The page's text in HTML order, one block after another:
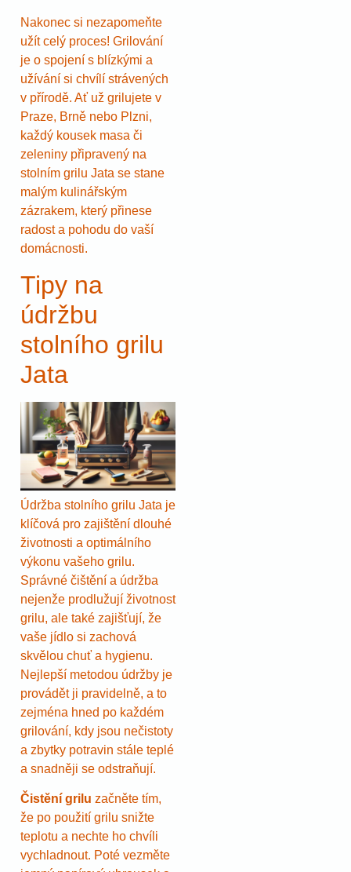
Nakonec si nezapomeňte
užít celý proces! Grilování
je o spojení s blízkými a
užívání si chvílí strávených
v přírodě. Ať už grilujete v
Praze, Brně nebo Plzni,
každý kousek masa či
zeleniny připravený na
stolním grilu Jata se stane
malým kulinářským
zázrakem, který přinese
radost a pohodu do vaší
domácnosti.
Tipy na
údržbu
stolního grilu
Jata
Údržba stolního grilu Jata je
klíčová pro zajištění dlouhé
životnosti a optimálního
výkonu vašeho grilu.
Správné čištění a údržba
nejenže prodlužují životnost
grilu, ale také zajišťují, že
vaše jídlo si zachová
skvělou chuť a hygienu.
Nejlepší metodou údržby je
provádět ji pravidelně, a to
zejména hned po každém
grilování, kdy jsou nečistoty
a zbytky potravin stále teplé
a snadněji se odstraňují.
Čistění grilu začněte tím,
že po použití grilu snižte
teplotu a nechte ho chvíli
vychladnout. Poté vezměte